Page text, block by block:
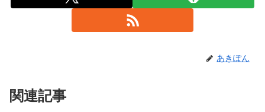
あきぽん
関連記事